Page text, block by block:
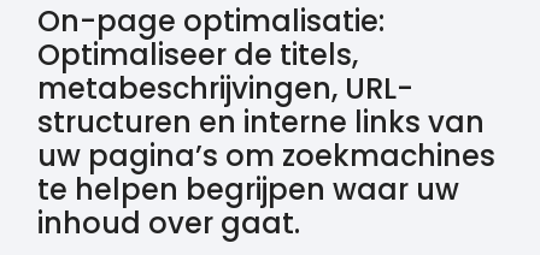
On-page optimalisatie:
Optimaliseer de titels,
metabeschrijvingen, URL-
structuren en interne links van
uw pagina’s om zoekmachines
te helpen begrijpen waar uw
inhoud over gaat.